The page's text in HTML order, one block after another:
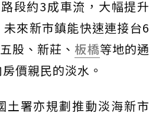
段約3成車流，大幅提升
來新市鎮能快速連接台6
股、新莊、 板橋等地的通
價親民的淡水。
土署亦規劃推動淡海新市